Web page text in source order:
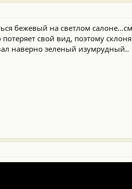
бежевый на светлом
потеряет свой вид, поэтому
наверно зеленый изумрудный..